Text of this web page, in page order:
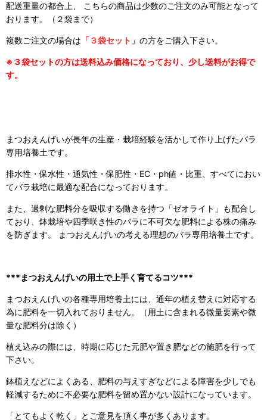
配送重量の都合上、 こちらの商品は少数のご注文のみ可能となって
おります。（２袋まで）
複数ご注文の場合は 「３袋セット」 の方をご購入下さい。
※３袋セットの方は送料込み価格になっており、少し送料がお得で
す。
まつおえんげいが長年の生産・栽培経験を活かして作り上げたバラ
専用培養土です。
排水性・保水性・通気性・保肥性・EC・ph値・比重、すべてにおい
てバラ栽培に最適な配合になっております。
また、過剰な肥料分を吸収する働きを持つ「ゼオライト」も配合し
ており、鉢栽培や四季咲き性のバラに不可欠な肥料による株の痛み
を防ぎます。 まつおえんげいの考える理想のバラ専用培養土です。
***まつおえんげいの用土で上手く育てるコツ***
まつおえんげいの各種専用培養土には、通年の植え替えに対応する
為に肥料を一切入れておりません。（用土に含まれる微量要素や微
量な肥料分は除く）
植え込みの際には、時期に応じた元肥や置き肥などの施肥を行って
下さい。
鉢植えなどによくある、肥料の与えすぎなどによる障害を少しでも
軽減するために不必要な肥料を留め置かない設計になっています。
「とてもよく乾く」とご意見を頂く事が多くあります。